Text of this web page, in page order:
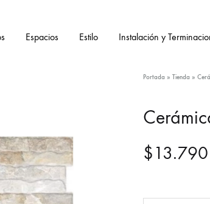
Espacios Estilo Instalación y
Portada » Tienda »
$13.790